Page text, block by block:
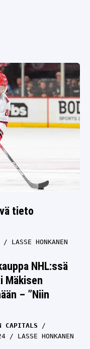
tieto
LASSE HONKANEN
NHL:ssä
Mäkisen
– ”Niin
CAPITALS
LASSE HONKANEN